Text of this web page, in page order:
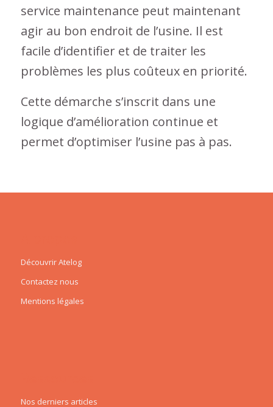
service maintenance peut maintenant
agir au bon endroit de l’usine. Il est
facile d’identifier et de traiter les
problèmes les plus coûteux en priorité.
Cette démarche s’inscrit dans une
logique d’amélioration continue et
permet d’optimiser l’usine pas à pas.
Découvrir Atelog
Contactez nous
Mentions légales
Nos derniers articles